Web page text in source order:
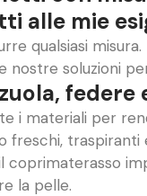
alle mie
qualsiasi misura.
nostre soluzioni
i materiali per
traspiranti
la pelle.